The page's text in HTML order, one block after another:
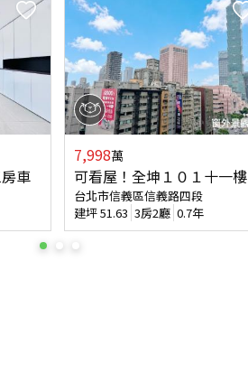
車
7,998萬
可看屋！全坤１０１十一樓
台北市信義區信義路四段
建坪51.63 3房2廳 0.7年